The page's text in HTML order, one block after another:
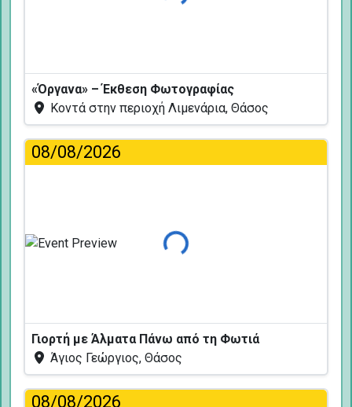
«Όργανα» – Έκθεση Φωτογραφίας
Κοντά στην περιοχή Λιμενάρια, Θάσος
08/08/2026
Φόρτωση...
Γιορτή με Άλματα Πάνω από τη Φωτιά
Άγιος Γεώργιος, Θάσος
08/08/2026